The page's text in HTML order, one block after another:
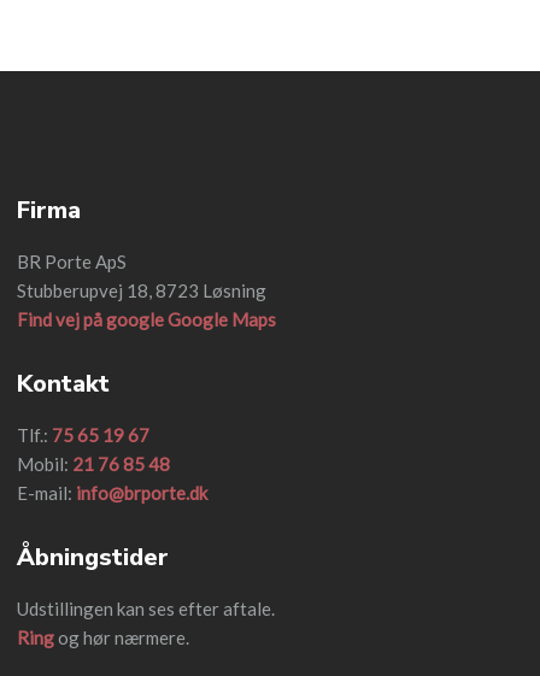
Firma
BR Porte ApS
Stubberupvej 18, 8723 Løsning
Find vej på google Google Maps
Kontakt
Tlf.: 75 65 19 67
Mobil: 21 76 85 48
E-mail: info@brporte.dk
Åbningstider
Udstillingen kan ses efter aftale.
Ringog hør nærmere.